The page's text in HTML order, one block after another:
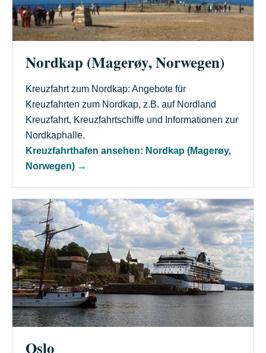
Nordkap (Magerøy, Norwegen)
Kreuzfahrt zum Nordkap: Angebote für
Kreuzfahrten zum Nordkap, z.B. auf Nordland
Kreuzfahrt, Kreuzfahrtschiffe und Informationen zur
Nordkaphalle.
Kreuzfahrthafen ansehen: Nordkap (Magerøy,
Norwegen) →
Oslo